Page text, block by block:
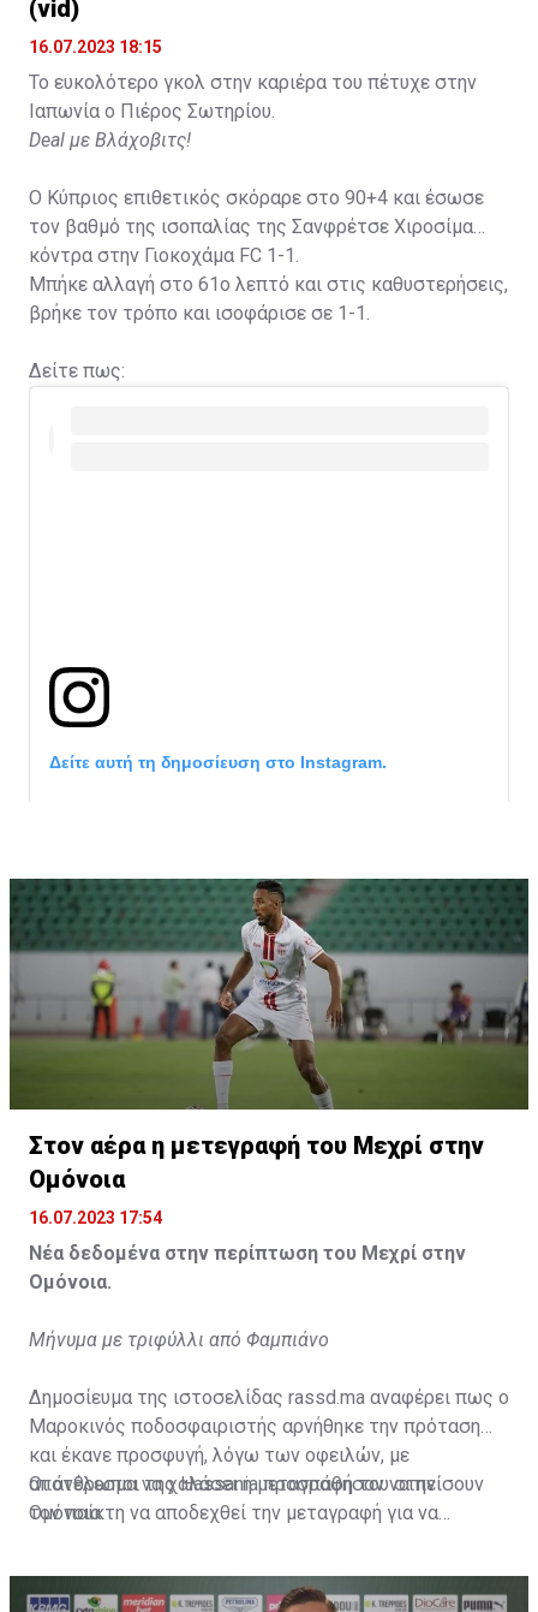
(vid)
16.07.2023 18:15
Το ευκολότερο γκολ στην καριέρα του πέτυχε στην
Ιαπωνία ο Πιέρος Σωτηρίου.
Deal με Βλάχοβιτς!
Ο Κύπριος επιθετικός σκόραρε στο 90+4 και έσωσε
τον βαθμό της ισοπαλίας της Σανφρέτσε Χιροσίμα
κόντρα στην Γιοκοχάμα FC 1-1.
Μπήκε αλλαγή στο 61ο λεπτό και στις καθυστερήσεις,
βρήκε τον τρόπο και ισοφάρισε σε 1-1.
Δείτε πως:
Δείτε αυτή τη δημοσίευση στο Instagram.
Στον αέρα η μετεγραφή του Μεχρί στην
Ομόνοια
16.07.2023 17:54
Νέα δεδομένα στην περίπτωση του Μεχρί στην
Ομόνοια.
Μήνυμα με τριφύλλι από Φαμπιάνο
Δημοσίευμα της ιστοσελίδας rassd.ma αναφέρει πως ο
Μαροκινός ποδοσφαιριστής αρνήθηκε την πρόταση
και έκανε προσφυγή, λόγω των οφειλών, με
αποτέλεσμα να χαλάσει η μεταγραφή του στην
Ομόνοια.
Οι άνθρωποι της Hassania προσπάθησαν να πείσουν
τον παίκτη να αποδεχθεί την μεταγραφή για να
μετακίνησή του, αλλά ο παίκτης αρνήθηκε και επέμεινε
να λύσει το συμβόλαιό του, ώστε να μετακομίσει